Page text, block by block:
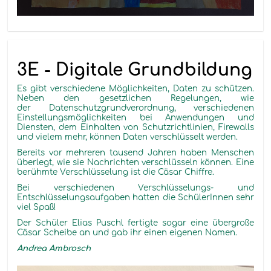
3E - Digitale Grundbildung
Es gibt verschiedene Möglichkeiten, Daten zu schützen.
Neben den gesetzlichen Regelungen, wie
der Datenschutzgrundverordnung, verschiedenen
Einstellungsmöglichkeiten bei Anwendungen und
Diensten, dem Einhalten von Schutzrichtlinien, Firewalls
und vielem mehr, können Daten verschlüsselt werden.
Bereits vor mehreren tausend Jahren haben Menschen
überlegt, wie sie Nachrichten verschlüsseln können. Eine
berühmte Verschlüsselung ist die Cäsar Chiffre.
Bei verschiedenen Verschlüsselungs- und
Entschlüsselungsaufgaben hatten die SchülerInnen sehr
viel Spaß!
Der Schüler Elias Puschl fertigte sogar eine übergroße
Cäsar Scheibe an und gab ihr einen eigenen Namen.
Andrea Ambrosch